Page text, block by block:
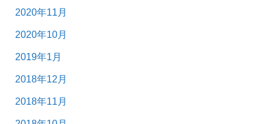
2020年11月
2020年10月
2019年1月
2018年12月
2018年11月